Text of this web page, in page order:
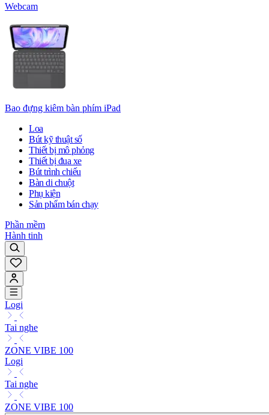
Webcam
Bao đựng kiêm bàn phím iPad
Loa
Bút kỹ thuật số
Thiết bị mô phỏng
Thiết bị đua xe
Bút trình chiếu
Bàn di chuột
Phụ kiện
Sản phẩm bán chạy
Phần mềm
Hành tinh
Logi
Tai nghe
ZONE VIBE 100
Logi
Tai nghe
ZONE VIBE 100